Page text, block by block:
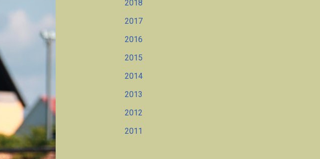
2018
2017
2016
2015
2014
2013
2012
2011